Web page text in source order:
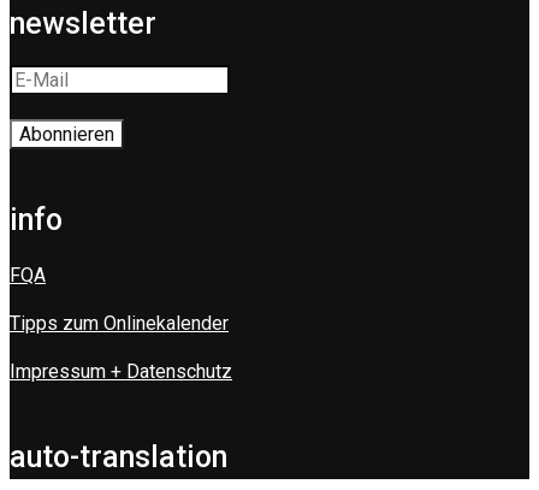
newsletter
info
FQA
Tipps zum Onlinekalender
Impressum + Datenschutz
auto-translation